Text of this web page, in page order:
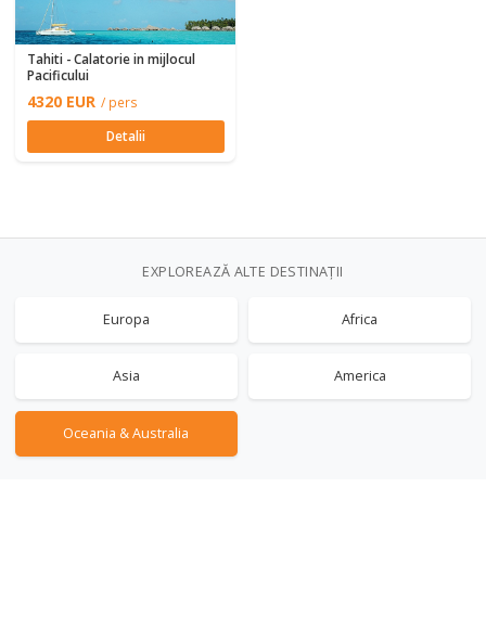
Tahiti - Calatorie in mijlocul
Pacificului
4320 EUR / pers
Detalii
EXPLOREAZĂ ALTE DESTINAȚII
Europa Africa
Asia America
Oceania & Australia